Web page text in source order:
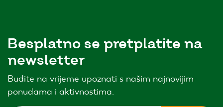
Besplatno se pretplatite na
newsletter
Budite na vrijeme upoznati s našim najnovijim
ponudama i aktivnostima.